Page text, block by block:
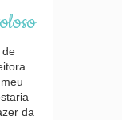
de
da